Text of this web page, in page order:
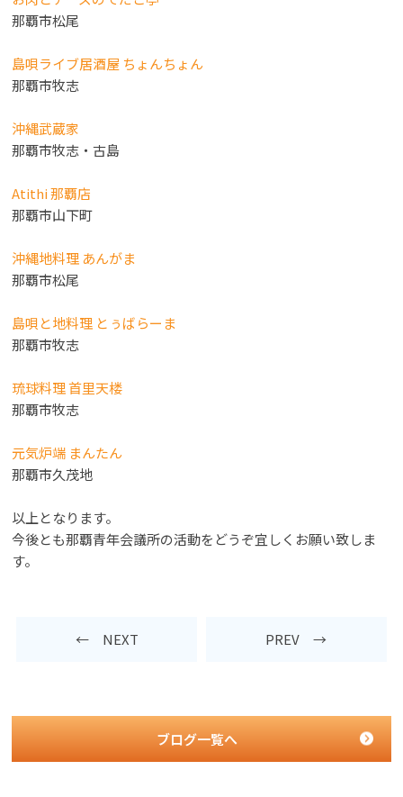
那覇市松尾
島唄ライブ居酒屋 ちょんちょん
那覇市牧志
沖縄武蔵家
那覇市牧志・古島
Atithi 那覇店
那覇市山下町
沖縄地料理 あんがま
那覇市松尾
島唄と地料理 とぅばらーま
那覇市牧志
琉球料理 首里天楼
那覇市牧志
元気炉端 まんたん
那覇市久茂地
以上となります。
今後とも那覇青年会議所の活動をどうぞ宜しくお願い致しま
す。
← NEXT PREV →
ブログ一覧へ